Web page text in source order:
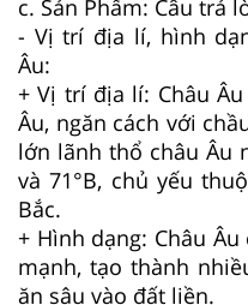
c. Sản Phẩm: Câu trả
- Vị trí địa lí, hình
Âu:
+ Vị trí địa lí: Châu
Âu, ngăn cách với
lớn lãnh thổ châu Âu
và 71°B, chủ yếu
Bắc.
+ Hình dạng: Châu
mạnh, tạo thành
ăn sâu vào đất liền.